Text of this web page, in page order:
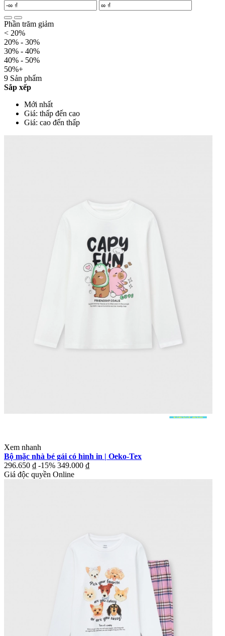
Phần trăm giảm
< 20%
20% - 30%
30% - 40%
40% - 50%
50%+
9 Sản phẩm
Sắp xếp
Mới nhất
Giá: thấp đến cao
Giá: cao đến thấp
Xem nhanh
Bộ mặc nhà bé gái có hình in | Oeko-Tex
296.650 ₫ -15% 349.000 ₫
Giá độc quyền Online